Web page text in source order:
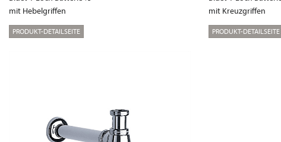
mit Hebelgriffen
PRODUKT-DETAILSEITE
mit Kreuzgriffen
PRODUKT-DETAILSEITE